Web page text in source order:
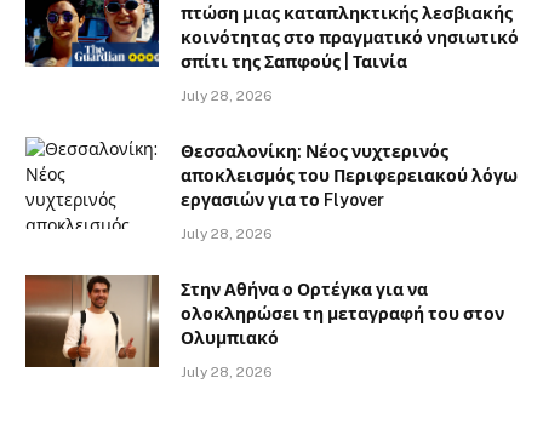
πτώση μιας καταπληκτικής λεσβιακής
κοινότητας στο πραγματικό νησιωτικό
σπίτι της Σαπφούς | Ταινία
July 28, 2026
Θεσσαλονίκη: Νέος νυχτερινός
αποκλεισμός του Περιφερειακού λόγω
εργασιών για το Flyover
July 28, 2026
Στην Αθήνα ο Ορτέγκα για να
ολοκληρώσει τη μεταγραφή του στον
Ολυμπιακό
July 28, 2026